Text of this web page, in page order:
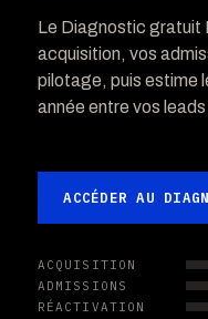
Le Diagnostic gratuit
acquisition, vos
pilotage, puis estime
année entre vos
ACCÉDER AU
ACQUISITION
ADMISSIONS
RÉACTIVATION